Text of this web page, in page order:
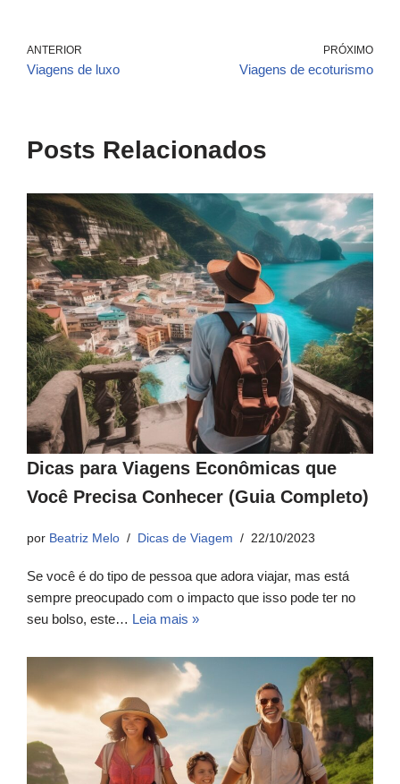
ANTERIOR
Viagens de luxo
PRÓXIMO
Viagens de ecoturismo
Posts Relacionados
Dicas para Viagens Econômicas que
Você Precisa Conhecer (Guia Completo)
por Beatriz Melo Dicas de Viagem 22/10/2023
Se você é do tipo de pessoa que adora viajar, mas está
sempre preocupado com o impacto que isso pode ter no
seu bolso, este… Leia mais »